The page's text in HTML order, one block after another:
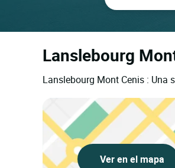
Lanslebourg
Lanslebourg Mont Cenis : Una
Ver en el mapa